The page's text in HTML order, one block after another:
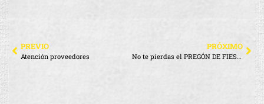
PREVIO
Atención proveedores
PRÓXIMO
No te pierdas el PREGÓN DE FIESTAS del IX Festival de la Langosta Sostenible